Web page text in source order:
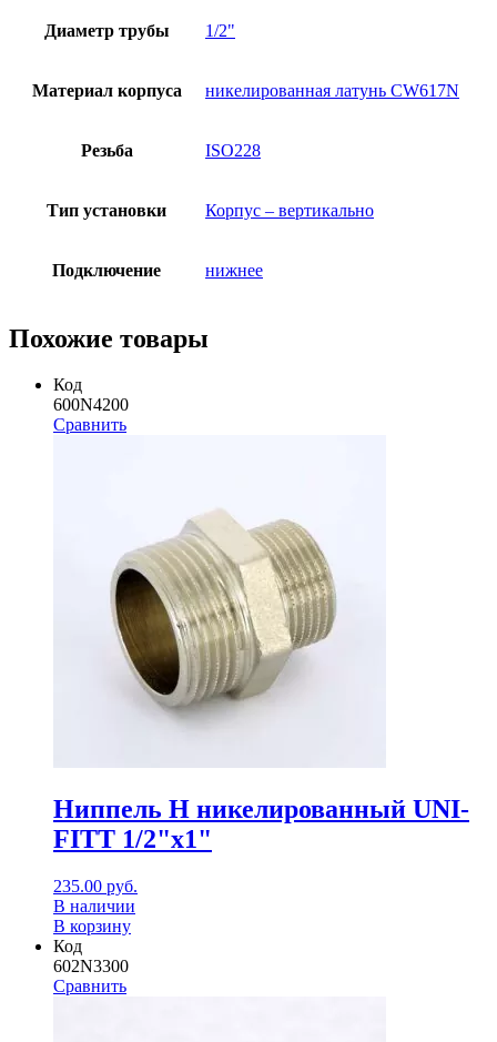
Диаметр трубы 1/2"
Материал корпуса никелированная латунь CW617N
Резьба ISO228
Тип установки Корпус – вертикально
Подключение нижнее
Похожие товары
Код
600N4200
Сравнить
Ниппель Н никелированный UNI-
FITT 1/2"x1"
235.00 руб.
В наличии
В корзину
Код
602N3300
Сравнить